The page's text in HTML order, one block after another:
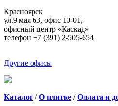
Красноярск
ул.9 мая 63, офис 10-01,
офисный центр «Каскад»
телефон +7 (391) 2-505-654
Другие офисы
Каталог /О плитке /Оплата и